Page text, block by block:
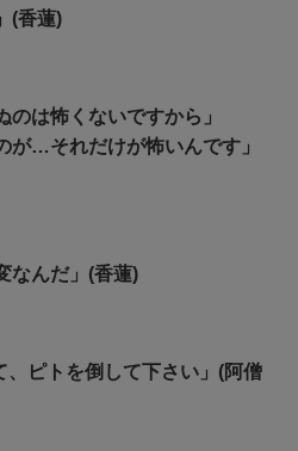
(香蓮)
のは怖くないですから」
が…それだけが怖いんです」
なんだ」(香蓮)
、ピトを倒して下さい」(阿僧